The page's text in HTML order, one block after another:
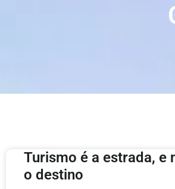
Turismo é a estrada, e
o destino